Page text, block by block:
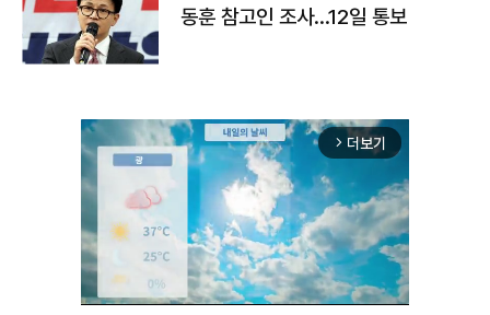
동훈 참고인 조사...12일 통보
arrow_forward_ios 더보기